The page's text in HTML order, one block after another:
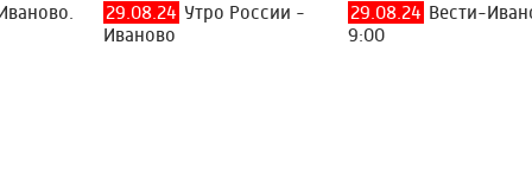
29.08.24 Утро России -
Иваново
29.08.24 Вести-
9:00